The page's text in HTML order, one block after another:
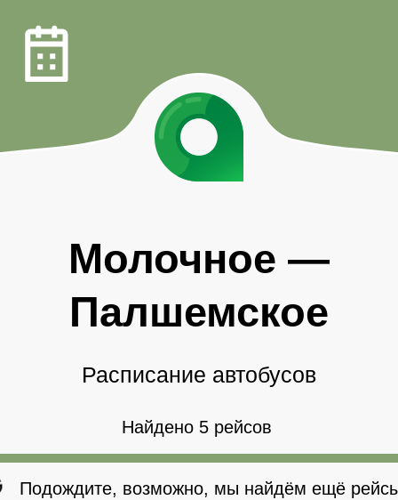
Молочное —
Палшемское
Расписание автобусов
Найдено 5 рейсов
Подождите, возможно, мы найдём ещё